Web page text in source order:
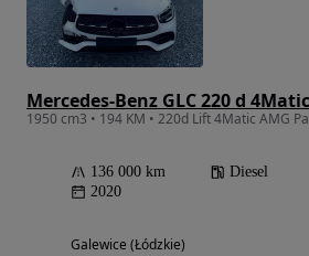
136 000 km Diesel
2020
Galewice (Łódzkie)